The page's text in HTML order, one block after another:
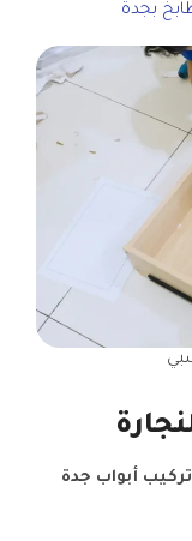
بجدة
تركيب أبواب جدة